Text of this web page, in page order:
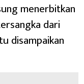
menerbitkan
dari
disampaikan